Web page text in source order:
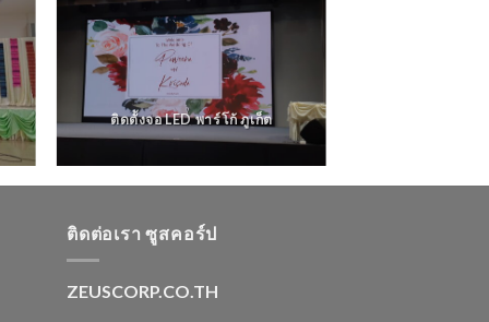
ติดตั้งจอ LED พาร์โก้ ภูเก็ต
ติดต่อเรา ซูสคอร์ป
ZEUSCORP.CO.TH